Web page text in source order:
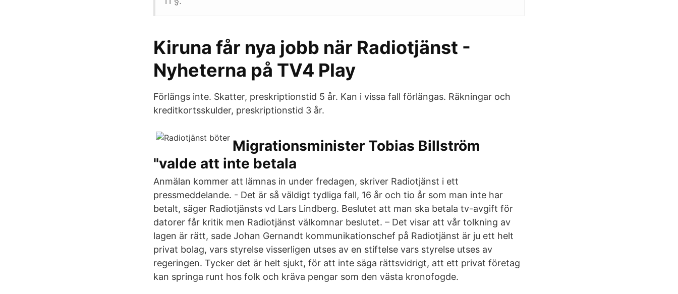
Kiruna får nya jobb när Radiotjänst -
Nyheterna på TV4 Play
Förlängs inte. Skatter, preskriptionstid 5 år. Kan i vissa fall förlängas. Räkningar och
kreditkortsskulder, preskriptionstid 3 år.
Migrationsminister Tobias Billström
"valde att inte betala
Anmälan kommer att lämnas in under fredagen, skriver Radiotjänst i ett
pressmeddelande. - Det är så väldigt tydliga fall, 16 år och tio år som man inte har
betalt, säger Radiotjänsts vd Lars Lindberg. Beslutet att man ska betala tv-avgift för
datorer får kritik men Radiotjänst välkomnar beslutet. – Det visar att vår tolkning av
lagen är rätt, sade Johan Gernandt kommunikationschef på Radiotjänst är ju ett helt
privat bolag, vars styrelse visserligen utses av en stiftelse vars styrelse utses av
regeringen. Tycker det är helt sjukt, för att inte säga rättsvidrigt, att ett privat företag
kan springa runt hos folk och kräva pengar som den västa kronofogde.